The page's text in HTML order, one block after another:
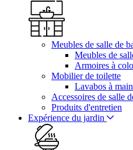
Meubles de salle de
Meubles de
Armoires à
Mobilier de toilette
Lavabos à main
Accessoires de salle
Produits d'entretien
Expérience du jardin